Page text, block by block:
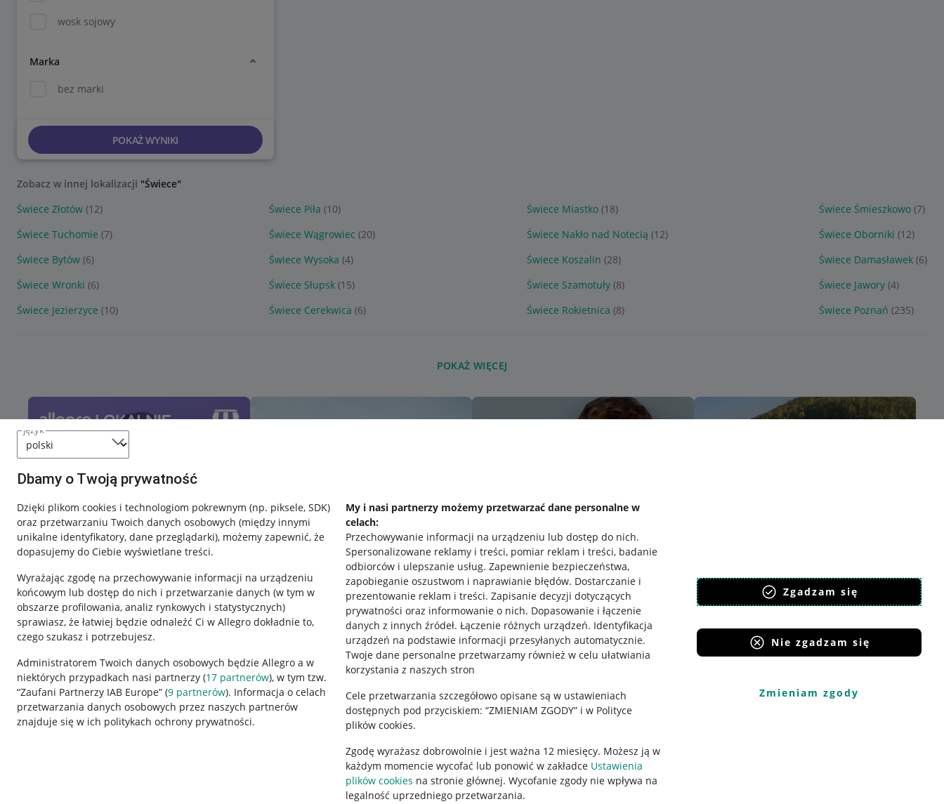
język
Dbamy o Twoją prywatność
Dzięki plikom cookies i technologiom pokrewnym (np. piksele, SDK)
oraz przetwarzaniu Twoich danych osobowych (między innymi
unikalne identyfikatory, dane przeglądarki), możemy zapewnić, że
dopasujemy do Ciebie wyświetlane treści.
Wyrażając zgodę na przechowywanie informacji na urządzeniu
końcowym lub dostęp do nich i przetwarzanie danych (w tym w
obszarze profilowania, analiz rynkowych i statystycznych)
sprawiasz, że łatwiej będzie odnaleźć Ci w Allegro dokładnie to,
czego szukasz i potrzebujesz.
Administratorem Twoich danych osobowych będzie Allegro a w
niektórych przypadkach nasi partnerzy (17 partnerów), w tym tzw.
“Zaufani Partnerzy IAB Europe” (9 partnerów). Informacja o celach
przetwarzania danych osobowych przez naszych partnerów
znajduje się w ich politykach ochrony prywatności.
My i nasi partnerzy możemy przetwarzać dane personalne w
celach:
Przechowywanie informacji na urządzeniu lub dostęp do nich.
Spersonalizowane reklamy i treści, pomiar reklam i treści, badanie
odbiorców i ulepszanie usług. Zapewnienie bezpieczeństwa,
zapobieganie oszustwom i naprawianie błędów. Dostarczanie i
prezentowanie reklam i treści. Zapisanie decyzji dotyczących
prywatności oraz informowanie o nich. Dopasowanie i łączenie
danych z innych źródeł. Łączenie różnych urządzeń. Identyfikacja
urządzeń na podstawie informacji przesyłanych automatycznie.
Twoje dane personalne przetwarzamy również w celu ułatwiania
korzystania z naszych stron
Cele przetwarzania szczegółowo opisane są w ustawieniach
dostępnych pod przyciskiem: “ZMIENIAM ZGODY” i w Polityce
plików cookies.
Zgodę wyrażasz dobrowolnie i jest ważna 12 miesięcy. Możesz ją w
każdym momencie wycofać lub ponowić w zakładce Ustawienia
plików cookies na stronie głównej. Wycofanie zgody nie wpływa na
legalność uprzedniego przetwarzania.
Zgadzam się
Nie zgadzam się
Zmieniam zgody
wosk sojowy
Marka
bez marki
POKAŻ WYNIKI
Zobacz w innej lokalizacji "Świece"
Świece Złotów (12) Świece Piła (10) Świece Miastko (18) Świece Śmieszkowo (7)
Świece Tuchomie (7) Świece Wągrowiec (20) Świece Nakło nad Notecią (12) Świece Oborniki (12)
Świece Bytów (6) Świece Wysoka (4) Świece Koszalin (28) Świece Damasławek (6)
Świece Wronki (6) Świece Słupsk (15) Świece Szamotuły (8) Świece Jawory (4)
Świece Jezierzyce (10) Świece Cerekwica (6) Świece Rokietnica (8) Świece Poznań (235)
POKAŻ WIĘCEJ
Nawigacja
Przydatne informacje
Jak to działa
Napisz do nas
Allegro Gadane dla sprzedających
Regulamin
Polityka plików "cookies"
Ustawienia plików "cookies"
Udostępnianie lokalizacji
Informacje dla Aktu o Usługach Cyfrowych
Pobierz aplikację